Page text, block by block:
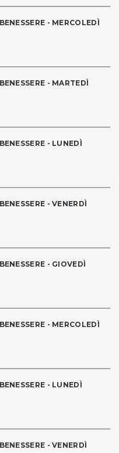
- MERCOLEDÌ
- MARTEDÌ
- LUNEDÌ
- VENERDÌ
- GIOVEDÌ
- MERCOLEDÌ
- LUNEDÌ
- VENERDÌ